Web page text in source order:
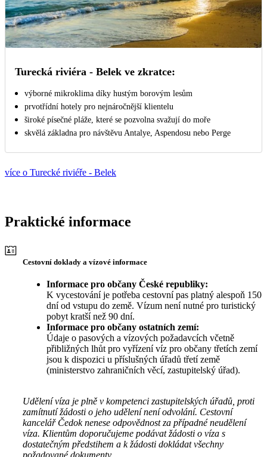
Turecká riviéra - Belek ve zkratce:
výborné mikroklima díky hustým borovým lesům
prvotřídní hotely pro nejnáročnější klientelu
široké písečné pláže, které se pozvolna svažují do moře
skvělá základna pro návštěvu Antalye, Aspendosu nebo Perge
více o Turecké riviéře - Belek
Praktické informace
Cestovní doklady a vízové informace
Informace pro občany České republiky:
K vycestování je potřeba cestovní pas platný alespoň 150
dní od vstupu do země. Vízum není nutné pro turistický
pobyt kratší než 90 dní.
Informace pro občany ostatních zemí:
Údaje o pasových a vízových požadavcích včetně
přibližných lhůt pro vyřízení víz pro občany třetích zemí
jsou k dispozici u příslušných úřadů třetí země
(ministerstvo zahraničních věcí, zastupitelský úřad).
Udělení víza je plně v kompetenci zastupitelských úřadů, proti
zamítnutí žádosti o jeho udělení není odvolání. Cestovní
kancelář Čedok nenese odpovědnost za případné neudělení
víza. Klientům doporučujeme podávat žádosti o víza s
dostatečným předstihem a k žádosti dokládat všechny